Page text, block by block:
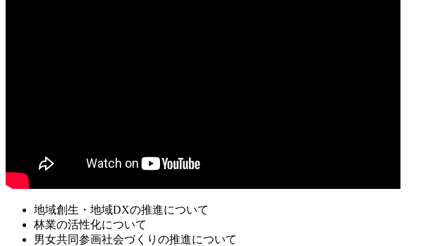
地域創生・地域DXの推進について
林業の活性化について
男女共同参画社会づくりの推進について